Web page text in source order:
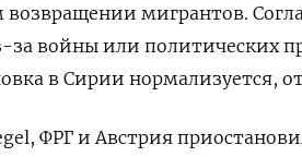
мигрантов.
за войны или политических
в Сирии нормализуется,
ФРГ и Австрия